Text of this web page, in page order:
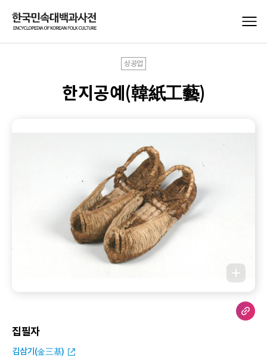
상공업
한지공예(韓紙工藝)
집필자
김삼기(金三基)